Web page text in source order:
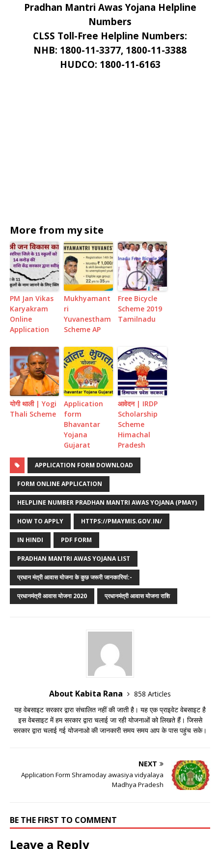
Pradhan Mantri Awas Yojana Helpline
Numbers
CLSS Toll-Free Helpline Numbers:
NHB: 1800-11-3377, 1800-11-3388
HUDCO: 1800-11-6163
More from my site
PM Jan Vikas
Karyakram
Online
Application
Mukhyamant
ri
Yuvanestham
Scheme AP
Free Bicycle
Scheme 2019
Tamilnadu
योगी थाली | Yogi
Thali Scheme
Application
form
Bhavantar
Yojana
Gujarat
आवेदन | IRDP
Scholarship
Scheme
Himachal
Pradesh
APPLICATION FORM DOWNLOAD
FORM ONLINE APPLICATION
HELPLINE NUMBER PRADHAN MANTRI AWAS YOJANA (PMAY)
HOW TO APPLY HTTPS://PMAYMIS.GOV.IN/
IN HINDI PDF FORM
PRADHAN MANTRI AWAS YOJANA LIST
प्रधान मंत्री आवास योजना के कुछ जरूरी जानकारियां:-
प्रधानमंत्री आवास योजना 2020 प्रधानमंत्री आवास योजना राशि
About Kabita Rana
858 Articles
यह वेबसाइट सरकार द्वारा संचालित नहीं की जाती है। यह एक प्राइवेट वेबसाइट है
इस वेबसाइट में हम सरकार द्वारा चलाई जा रही योजनाओं को लिखते हैं। जिससे
सरकार द्वारा चलाई गई योजनाओ की जानकारी समय समय आप के पास पहुंच सके।
NEXT
Application Form Shramoday awasiya vidyalaya
Madhya Pradesh
BE THE FIRST TO COMMENT
Leave a Reply